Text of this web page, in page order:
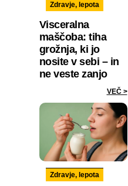
Zdravje, lepota
Visceralna
maščoba: tiha
grožnja, ki jo
nosite v sebi – in
ne veste zanjo
VEČ >
Zdravje, lepota